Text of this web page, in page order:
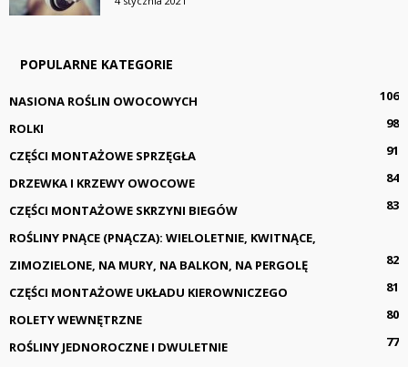
POPULARNE KATEGORIE
NASIONA ROŚLIN OWOCOWYCH
106
ROLKI
98
CZĘŚCI MONTAŻOWE SPRZĘGŁA
91
DRZEWKA I KRZEWY OWOCOWE
84
CZĘŚCI MONTAŻOWE SKRZYNI BIEGÓW
83
ROŚLINY PNĄCE (PNĄCZA): WIELOLETNIE, KWITNĄCE,
ZIMOZIELONE, NA MURY, NA BALKON, NA PERGOLĘ
82
CZĘŚCI MONTAŻOWE UKŁADU KIEROWNICZEGO
81
ROLETY WEWNĘTRZNE
80
ROŚLINY JEDNOROCZNE I DWULETNIE
77